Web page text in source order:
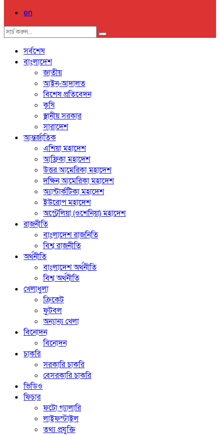
en
সর্বশেষ
বাংলাদেশ
জাতীয়
আইন-আদালত
বিশেষ প্রতিবেদন
কৃষি
স্থানীয় সরকার
সারাদেশ
আন্তর্জাতিক
এশিয়া মহাদেশ
আফ্রিকা মহাদেশ
উত্তর আমেরিকা মহাদেশ
দক্ষিন আমেরিকা মহাদেশ
অ্যান্টার্কটিকা মহাদেশ
ইউরোপ মহাদেশ
অস্ট্রেলিয়া (ওশেনিয়া) মহাদেশ
রাজনীতি
বাংলাদেশ রাজনিতি
বিশ্ব রাজনীতি
অর্থনীতি
বাংলাদেশ অর্থনীতি
বিশ্ব অর্থনীতি
খেলাধুলা
ক্রিকেট
ফুটবল
অন্যান্য খেলা
বিনোদন
বিনোদন
চাকরি
সরকারি চাকরি
বেসরকারি চাকরি
ভিডিও
ফিচার
ফটো গ্যালারি
লাইফস্টাইল
তথ্য প্রযুক্তি